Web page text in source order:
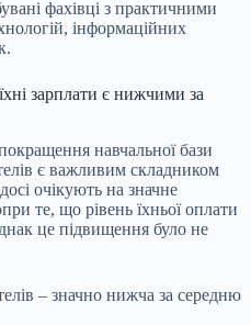
фахівці з практичними
інформаційних
зарплати є нижчими за
навчальної бази
є важливим складником
очікують на значне
те, що рівень їхньої оплати
це підвищення було не
– значно нижча за середню